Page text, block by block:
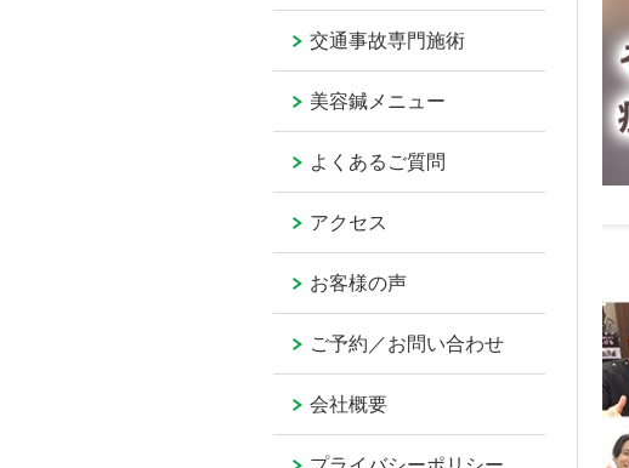
交通事故専門施術
美容鍼メニュー
よくあるご質問
アクセス
お客様の声
ご予約／お問い合わせ
会社概要